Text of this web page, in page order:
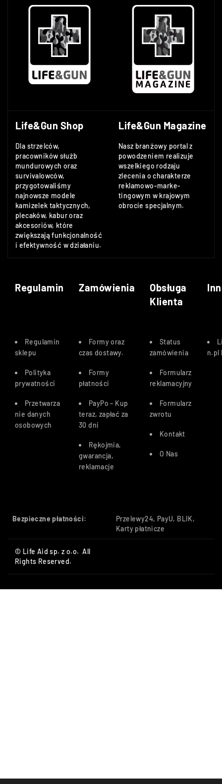
Life&Gun Shop
Dla strzelców,
pracowników służb
mundurowych oraz
survivalowców,
przygotowaliśmy
najnowsze modele
kamizelek taktycznych,
plecaków, kabur oraz
akcesoriów, które
zwiększają funkcjonalność
i efektywność w działaniu.
Life&Gun Magazine
Nasz branżowy portal z
powodzeniem realizuje
wszelkiego rodzaju
zlecenia o charakterze
reklamowo-marke-
tingowym w krajowym
obrocie specjalnym.
Regulamin Zamówienia
Obsługa
Klienta
Regulamin
sklepu
Polityka
prywatności
Przetwarza
nie danych
osobowych
Formy oraz
czas dostawy.
Formy
płatności
PayPo – Kup
teraz, zapłać za
30 dni
Rękojmia,
gwarancja,
reklamacje
Status
zamówienia
Formularz
reklamacyjny
Formularz
zwrotu
Kontakt
O Nas
n.pl
Bezpieczne płatności:
Przelewy24, PayU, BLIK,
Karty płatnicze
© Life Aid sp. z o.o. All
Rights Reserved.